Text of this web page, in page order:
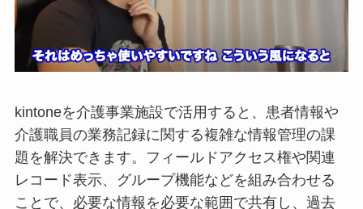
kintoneを介護事業施設で活用すると、患者情報や
介護職員の業務記録に関する複雑な情報管理の課
題を解決できます。フィールドアクセス権や関連
レコード表示、グループ機能などを組み合わせる
ことで、必要な情報を必要な範囲で共有し、過去